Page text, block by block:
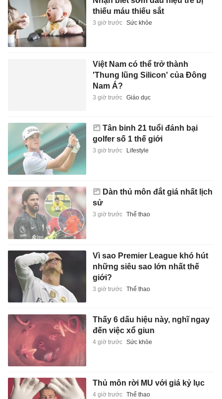
thiếu máu thiếu sắt
3 giờ trước Sức khỏe
Việt Nam có thể trở thành
'Thung lũng Silicon' của Đông
Nam Á?
3 giờ trước Giáo dục
Tân binh 21 tuổi đánh bại
golfer số 1 thế giới
3 giờ trước Lifestyle
Dàn thủ môn đắt giá nhất lịch
sử
3 giờ trước Thể thao
Vì sao Premier League khó hút
những siêu sao lớn nhất thế
giới?
3 giờ trước Thể thao
Thấy 6 dấu hiệu này, nghĩ ngay
đến việc xổ giun
4 giờ trước Sức khỏe
Thủ môn rời MU với giá kỷ lục
4 giờ trước Thể thao